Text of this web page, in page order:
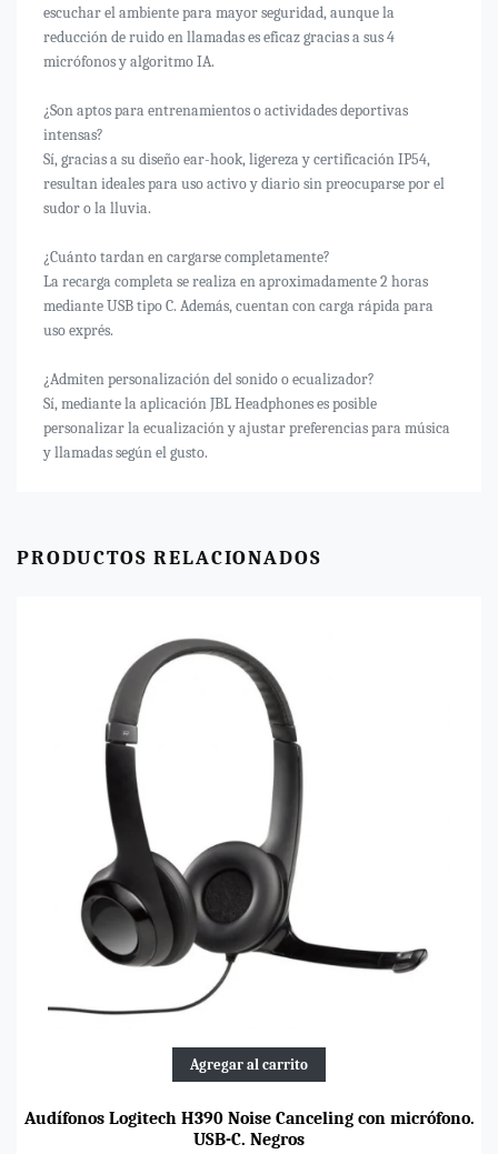
escuchar el ambiente para mayor seguridad, aunque la
reducción de ruido en llamadas es eficaz gracias a sus 4
micrófonos y algoritmo IA.
¿Son aptos para entrenamientos o actividades deportivas
intensas?
Sí, gracias a su diseño ear-hook, ligereza y certificación IP54,
resultan ideales para uso activo y diario sin preocuparse por el
sudor o la lluvia.
¿Cuánto tardan en cargarse completamente?
La recarga completa se realiza en aproximadamente 2 horas
mediante USB tipo C. Además, cuentan con carga rápida para
uso exprés.
¿Admiten personalización del sonido o ecualizador?
Sí, mediante la aplicación JBL Headphones es posible
personalizar la ecualización y ajustar preferencias para música
y llamadas según el gusto.
PRODUCTOS RELACIONADOS
Agregar al carrito
Audífonos Logitech H390 Noise Canceling con micrófono.
USB-C. Negros